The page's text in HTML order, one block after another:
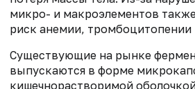
микро- и макроэлементов
риск анемии, тромбоцитопении
Существующие на рынке
выпускаются в форме
кишечнорастворимой